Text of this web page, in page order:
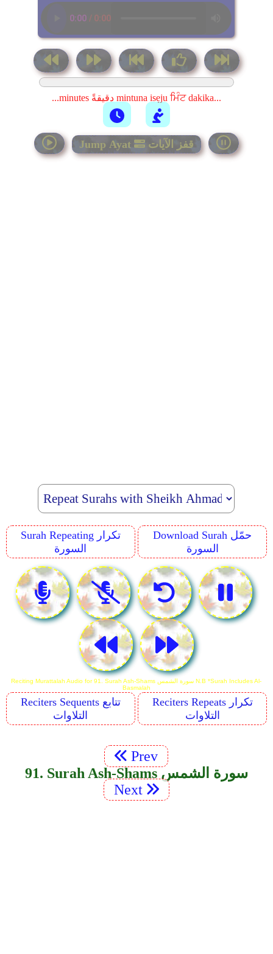
...minutes دقيقةً mintuna isẹju ਮਿੰਟ dakika...
Jump Ayat قفز الآيات
Surah Repeating تكرار
السورة
Download Surah حمّل
السورة
Reciting Murattalah Audio for 91. Surah Ash-Shams سورة الشمس N.B *Surah Includes Al-
Basmalah
Reciters Sequents تتابع
التلاوات
Reciters Repeats تكرار
التلاوات
Prev
91. Surah Ash-Shams سورة الشمس
Next